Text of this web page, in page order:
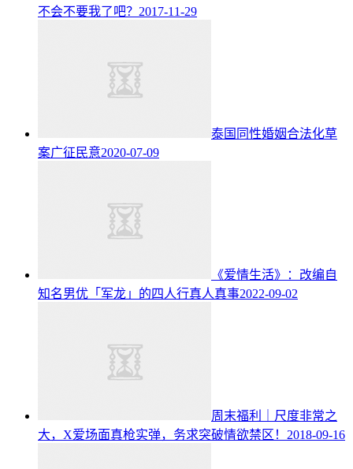
不会不要我了吧？ 2017-11-29
泰国同性婚姻合法化草
案广征民意2020-07-09
《爱情生活》：改编自
知名男优「军龙」的四人行真人真事2022-09-02
周末福利｜尺度非常之
大，X爱场面真枪实弹，务求突破情欲禁区！ 2018-09-16